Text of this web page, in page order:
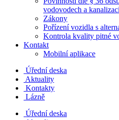
vodovodech a
Zákony
Pořízení vozidla s
Kontrola kvality pitné
Kontakt
Mobilní aplikace
Úřední deska
Aktuality
Kontakty
Lázně
Úřední deska